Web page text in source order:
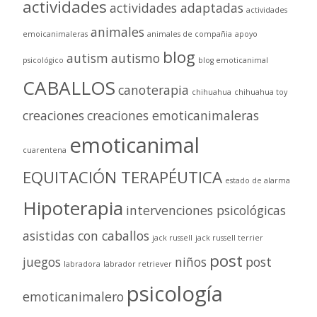
actividades actividades adaptadas actividades
emoicanimaleras animales animales de compañia apoyo
psicológico autism autismo blog blog emoticanimal
CABALLOS canoterapia chihuahua chihuahua toy
creaciones creaciones emoticanimaleras
cuarentena emoticanimal
EQUITACIÓN TERAPÉUTICA estado de alarma
Hipoterapia intervenciones psicológicas
asistidas con caballos jack russell jack russell terrier
juegos labradora labrador retriever niños post post
emoticanimalero psicología